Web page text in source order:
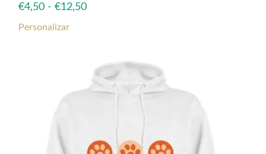
€4,50 - €12,50Rango
€4,50
hasta
€12,50
Personalizar